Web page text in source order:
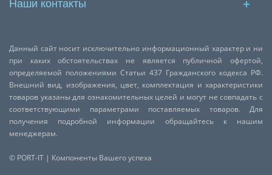
Наши контакты
Данный сайт носит исключительно информационный характер и ни
при каких обстоятельствах не является публичной офертой,
определяемой положениями Статьи 437 Гражданского кодекса РФ.
Внешний вид, изображения, цвет, комплектация и характеристики
товаров указаны для ознакомительных целей и могут не совпадать с
соответствующими параметрами поставляемых товаров. Для
получения подробной информации обращайтесь к нашим
менеджерам.
© PORT-IT | Компоненты Вашего успеха